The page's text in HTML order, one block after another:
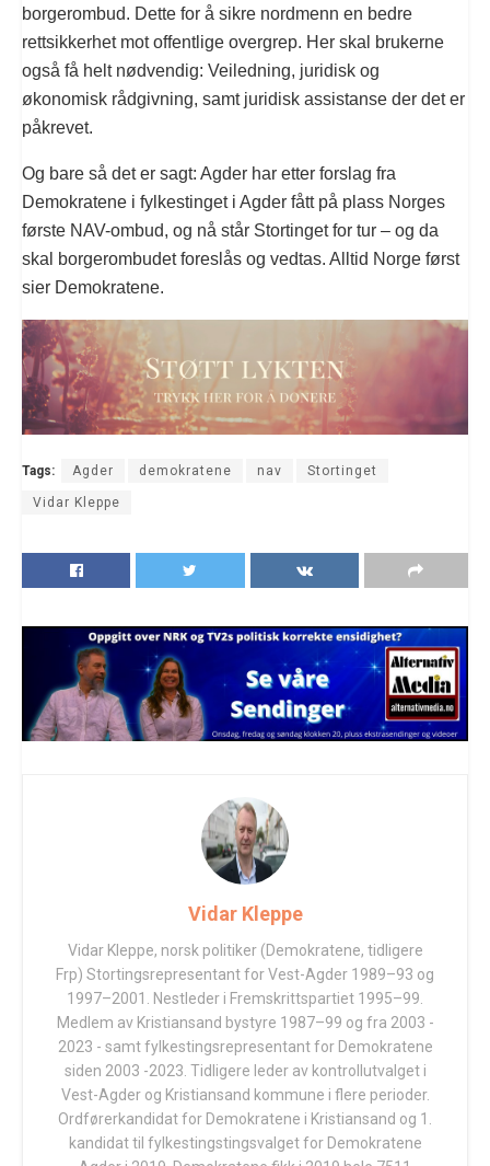
borgerombud. Dette for å sikre nordmenn en bedre
rettsikkerhet mot offentlige overgrep. Her skal brukerne
også få helt nødvendig: Veiledning, juridisk og
økonomisk rådgivning, samt juridisk assistanse der det er
påkrevet.
Og bare så det er sagt: Agder har etter forslag fra
Demokratene i fylkestinget i Agder fått på plass Norges
første NAV-ombud, og nå står Stortinget for tur – og da
skal borgerombudet foreslås og vedtas. Alltid Norge først
sier Demokratene.
Tags: Agder demokratene nav Stortinget
Vidar Kleppe
Vidar Kleppe
Vidar Kleppe, norsk politiker (Demokratene, tidligere
Frp) Stortingsrepresentant for Vest-Agder 1989–93 og
1997–2001. Nestleder i Fremskrittspartiet 1995–99.
Medlem av Kristiansand bystyre 1987–99 og fra 2003 -
2023 - samt fylkestingsrepresentant for Demokratene
siden 2003 -2023. Tidligere leder av kontrollutvalget i
Vest-Agder og Kristiansand kommune i flere perioder.
Ordførerkandidat for Demokratene i Kristiansand og 1.
kandidat til fylkestingstingsvalget for Demokratene